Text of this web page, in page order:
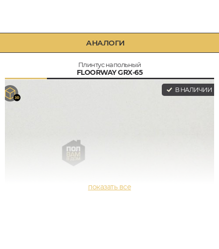
АНАЛОГИ
Плинтус напольный
FLOORWAY GRX-65
В НАЛИЧИИ